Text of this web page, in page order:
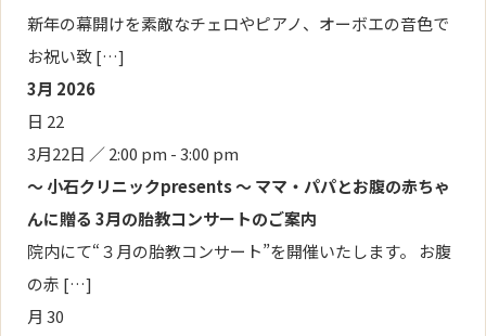
新年の幕開けを素敵なチェロやピアノ、オーボエの音色で
お祝い致 […]
3月 2026
日 22
3月22日 ／ 2:00 pm -3:00 pm
～ 小石クリニックpresents ～ ママ・パパとお腹の赤ちゃ
んに贈る 3月の胎教コンサートのご案内
院内にて“３月の胎教コンサート”を開催いたします。 お腹
の赤 […]
月 30